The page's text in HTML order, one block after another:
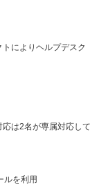
によりヘルプデスク
は2名が専属対応して
ルを利用